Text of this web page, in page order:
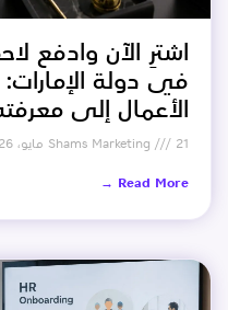
في دولة
الأعمال إلى
Shams Marketing 21 مايو، 2026
Read More →